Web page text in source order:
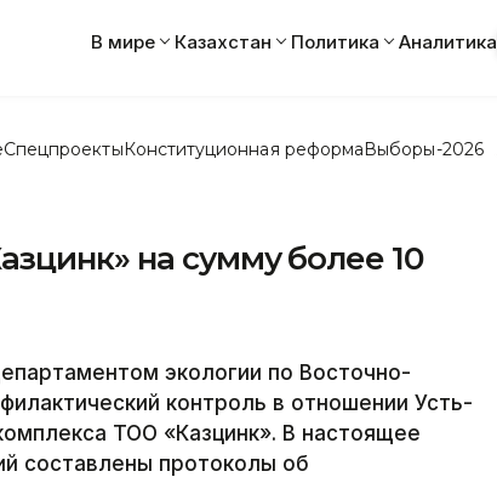
В мире Казахстан Политика Аналитика
СпецпроектыКонституционная реформаВыборы-2026
на сумму более 10
экологии по Восточно-
контроль в отношении Усть-
ТОО «Казцинк». В настоящее
составлены протоколы об